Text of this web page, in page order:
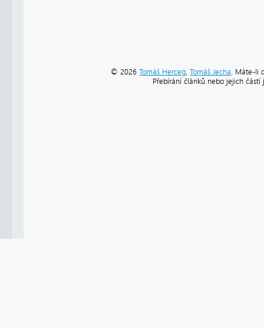
© 2026Tomáš Herceg,Tomáš Jecha. Máte-li
Přebírání článků nebo jejich